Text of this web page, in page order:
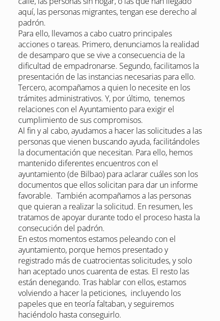
aquí, las personas migrantes, tengan ese derecho al
padrón.
Para ello, llevamos a cabo cuatro principales
acciones o tareas. Primero, denunciamos la realidad
de desamparo que se vive a consecuencia de la
dificultad de empadronarse. Segundo, facilitamos la
presentación de las instancias necesarias para ello.
Tercero, acompañamos a quien lo necesite en los
trámites administrativos. Y, por último, tenemos
relaciones con el Ayuntamiento para exigir el
cumplimiento de sus compromisos.
Al fin y al cabo, ayudamos a hacer las solicitudes a las
personas que vienen buscando ayuda, facilitándoles
la documentación que necesitan. Para ello, hemos
mantenido diferentes encuentros con el
ayuntamiento (de Bilbao) para aclarar cuáles son los
documentos que ellos solicitan para dar un informe
favorable. También acompañamos a las personas
que quieran a realizar la solicitud. En resumen, les
tratamos de apoyar durante todo el proceso hasta la
consecución del padrón.
En estos momentos estamos peleando con el
ayuntamiento, porque hemos presentado y
registrado más de cuatrocientas solicitudes, y solo
han aceptado unos cuarenta de estas. El resto las
están denegando. Tras hablar con ellos, estamos
volviendo a hacer la peticiones, incluyendo los
papeles que en teoría faltaban, y seguiremos
haciéndolo hasta conseguirlo.